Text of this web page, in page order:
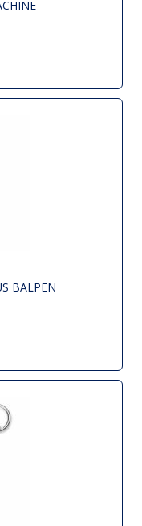
BALPEN